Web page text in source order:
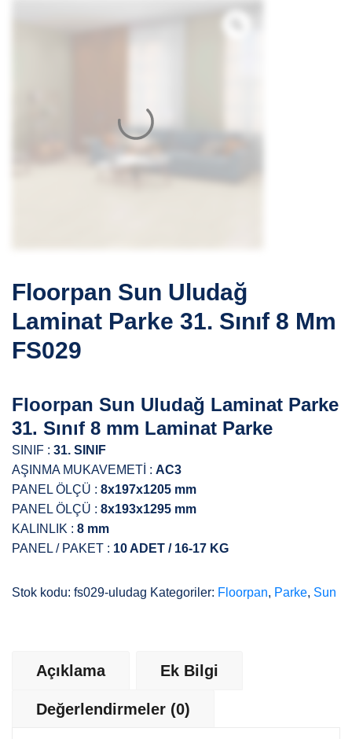
Floorpan Sun Uludağ
Laminat Parke 31. Sınıf 8 Mm
FS029
Floorpan Sun Uludağ Laminat Parke
31. Sınıf 8 mm Laminat Parke
SINIF : 31. SINIF
AŞINMA MUKAVEMETİ : AC3
PANEL ÖLÇÜ : 8x197x1205 mm
PANEL ÖLÇÜ : 8x193x1295 mm
KALINLIK : 8 mm
PANEL / PAKET : 10 ADET / 16-17 KG
Stok kodu: fs029-uludag Kategoriler: Floorpan, Parke, Sun
Açıklama Ek Bilgi
Değerlendirmeler (0)